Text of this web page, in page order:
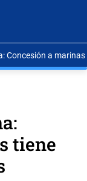
Concesión a
tiene